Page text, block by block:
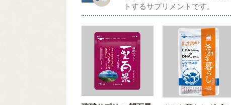
トするサプリメントです。